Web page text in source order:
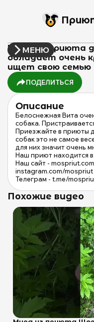
МЕНЮ
Вита из приюта
обладает очень
ищет свою семью
ПОДЕЛИТЬСЯ
Описание
Белоснежная Вита
собака.
Приезжайте в приюты
собак это не самое
для них значит очень
Наш приют находится
Наш сайт -
instagram.com/
Телеграм - t.me/
Похожие видео